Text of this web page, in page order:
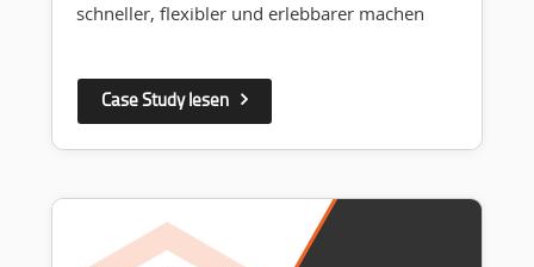
schneller, flexibler und erlebbarer machen
Case Study lesen